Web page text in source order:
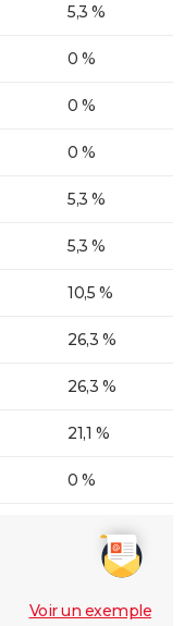
5,3 %
0 %
0 %
0 %
5,3 %
5,3 %
10,5 %
26,3 %
26,3 %
21,1 %
0 %
Voir un exemple